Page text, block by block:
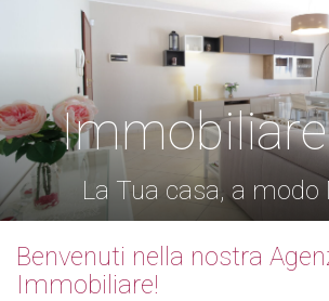
La Tua casa, a modo
Benvenuti nella nostra
Immobiliare!